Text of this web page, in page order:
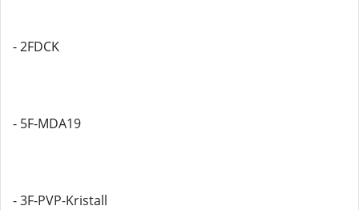
- 2FDCK
- 5F-MDA19
- 3F-PVP-Kristall